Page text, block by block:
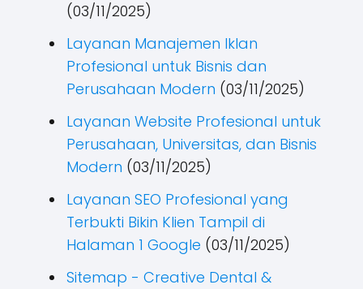
(03/11/2025)
Layanan Manajemen Iklan
Profesional untuk Bisnis dan
Perusahaan Modern (03/11/2025)
Layanan Website Profesional untuk
Perusahaan, Universitas, dan Bisnis
Modern (03/11/2025)
Layanan SEO Profesional yang
Terbukti Bikin Klien Tampil di
Halaman 1 Google (03/11/2025)
Sitemap - Creative Dental &